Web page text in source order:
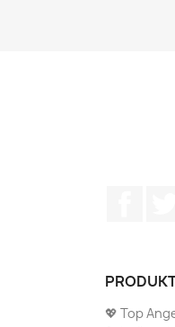
💖 Top